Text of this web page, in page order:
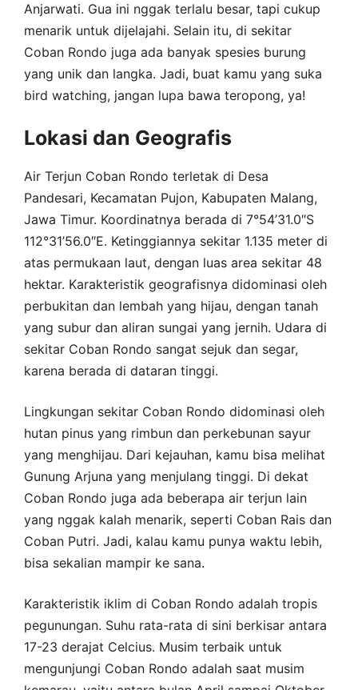
Anjarwati. Gua ini nggak terlalu besar, tapi cukup
menarik untuk dijelajahi. Selain itu, di sekitar
Coban Rondo juga ada banyak spesies burung
yang unik dan langka. Jadi, buat kamu yang suka
bird watching, jangan lupa bawa teropong, ya!
Lokasi dan Geografis
Air Terjun Coban Rondo terletak di Desa
Pandesari, Kecamatan Pujon, Kabupaten Malang,
Jawa Timur. Koordinatnya berada di 7°54’31.0″S
112°31’56.0″E. Ketinggiannya sekitar 1.135 meter di
atas permukaan laut, dengan luas area sekitar 48
hektar. Karakteristik geografisnya didominasi oleh
perbukitan dan lembah yang hijau, dengan tanah
yang subur dan aliran sungai yang jernih. Udara di
sekitar Coban Rondo sangat sejuk dan segar,
karena berada di dataran tinggi.
Lingkungan sekitar Coban Rondo didominasi oleh
hutan pinus yang rimbun dan perkebunan sayur
yang menghijau. Dari kejauhan, kamu bisa melihat
Gunung Arjuna yang menjulang tinggi. Di dekat
Coban Rondo juga ada beberapa air terjun lain
yang nggak kalah menarik, seperti Coban Rais dan
Coban Putri. Jadi, kalau kamu punya waktu lebih,
bisa sekalian mampir ke sana.
Karakteristik iklim di Coban Rondo adalah tropis
pegunungan. Suhu rata-rata di sini berkisar antara
17-23 derajat Celcius. Musim terbaik untuk
mengunjungi Coban Rondo adalah saat musim